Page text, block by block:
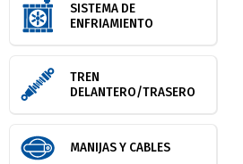
SISTEMA DE
ENFRIAMIENTO
TREN
DELANTERO/TRASERO
MANIJAS Y CABLES